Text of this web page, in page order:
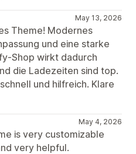
May 13, 2026
Theme! Modernes
und eine starke
Shop wirkt dadurch
die Ladezeiten sind top.
und hilfreich. Klare
May 4, 2026
is very customizable
very helpful.